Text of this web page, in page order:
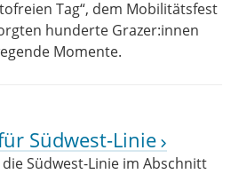
Tag“, dem Mobilitätsfest
hunderte Grazer:innen
Momente.
Südwest-Linie
Südwest-Linie im Abschnitt